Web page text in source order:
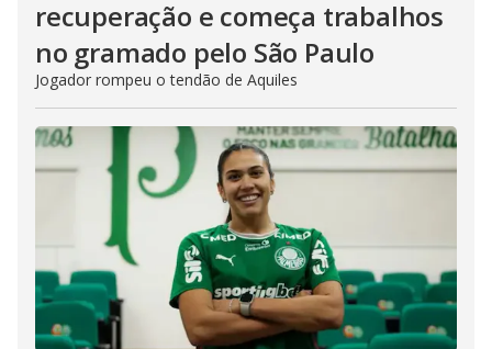
recuperação e começa trabalhos
no gramado pelo São Paulo
Jogador rompeu o tendão de Aquiles